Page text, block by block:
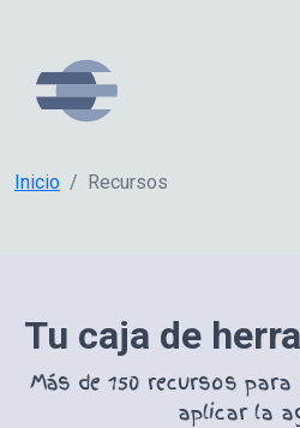
Inicio Recursos
Tu caja de
Más de 150 recursos
aplicar la